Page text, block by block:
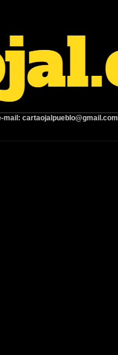
mail: cartaojalpueblo@gmail.com